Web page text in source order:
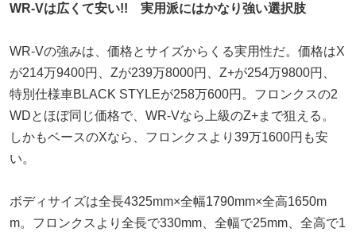
WR-Vは広くて安い!! 実用派にはかなり強い選択肢
WR-Vの強みは、価格とサイズからくる実用性だ。価格はX
が214万9400円、Zが239万8000円、Z+が254万9800円、
特別仕様車BLACK STYLEが258万600円。フロンクスの2
WDとほぼ同じ価格で、WR-Vなら上級のZ+まで狙える。
しかもベースのXなら、フロンクスより39万1600円も安
い。
ボディサイズは全長4325mm×全幅1790mm×全高1650m
m。フロンクスより全長で330mm、全幅で25mm、全高で1